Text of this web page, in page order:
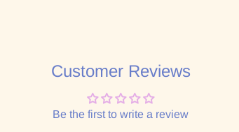
Customer Reviews
Be the first to write a review